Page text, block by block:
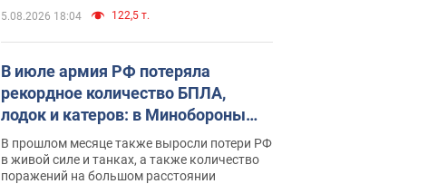
5.08.2026 18:04 122,5 т.
В июле армия РФ потеряла
рекордное количество БПЛА,
лодок и катеров: в Минобороны
обнародовали статистику
В прошлом месяце также выросли потери РФ
в живой силе и танках, а также количество
поражений на большом расстоянии